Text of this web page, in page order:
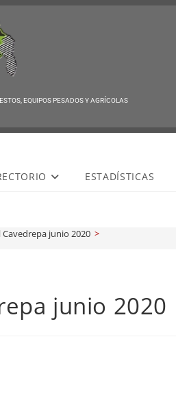
EQUIPOS PESADOS Y AGRÍCOLAS
ESTADÍSTICAS
Cavedrepa junio 2020 >
junio 2020